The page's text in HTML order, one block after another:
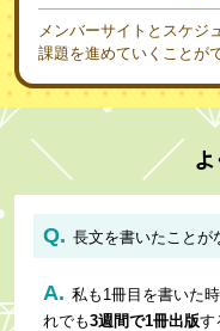
メンバーサイトとスケジ
課題を進めていくことが
Q. 長文を書いたことが
A. 私も1冊目を書いた
れでも3週間で1冊出版す